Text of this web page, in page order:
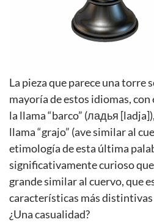
La pieza que parece una torre
mayoría de estos idiomas, con
la llama “barco” (ладья
llama “grajo” (ave similar al
etimología de esta última
significativamente curioso
grande similar al cuervo, que
características más distintivas
¿Una casualidad?